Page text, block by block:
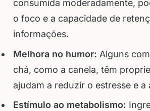
consumida moderadamente,
o foco e a capacidade de
informações.
Melhora no humor: Alguns
chá, como a canela, têm
ajudam a reduzir o estresse e a
Estímulo ao metabolismo: